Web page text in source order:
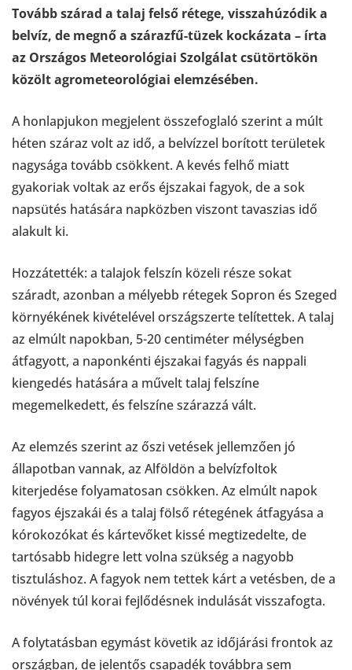
Tovább szárad a talaj felső rétege, visszahúzódik a
belvíz, de megnő a szárazfű-tüzek kockázata – írta
az Országos Meteorológiai Szolgálat csütörtökön
közölt agrometeorológiai elemzésében.
A honlapjukon megjelent összefoglaló szerint a múlt
héten száraz volt az idő, a belvízzel borított területek
nagysága tovább csökkent. A kevés felhő miatt
gyakoriak voltak az erős éjszakai fagyok, de a sok
napsütés hatására napközben viszont tavaszias idő
alakult ki.
Hozzátették: a talajok felszín közeli része sokat
száradt, azonban a mélyebb rétegek Sopron és Szeged
környékének kivételével országszerte telítettek. A talaj
az elmúlt napokban, 5-20 centiméter mélységben
átfagyott, a naponkénti éjszakai fagyás és nappali
kiengedés hatására a művelt talaj felszíne
megemelkedett, és felszíne szárazzá vált.
Az elemzés szerint az őszi vetések jellemzően jó
állapotban vannak, az Alföldön a belvízfoltok
kiterjedése folyamatosan csökken. Az elmúlt napok
fagyos éjszakái és a talaj fölső rétegének átfagyása a
kórokozókat és kártevőket kissé megtizedelte, de
tartósabb hidegre lett volna szükség a nagyobb
tisztuláshoz. A fagyok nem tettek kárt a vetésben, de a
növények túl korai fejlődésnek indulását visszafogta.
A folytatásban egymást követik az időjárási frontok az
országban, de jelentős csapadék továbbra sem